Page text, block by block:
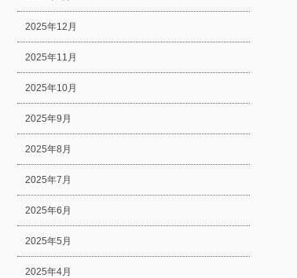
2025年12月
2025年11月
2025年10月
2025年9月
2025年8月
2025年7月
2025年6月
2025年5月
2025年4月